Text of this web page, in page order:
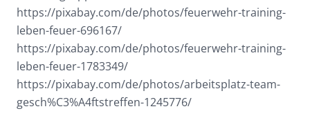
https://pixabay.com/de/photos/feuerwehr-training-
leben-feuer-696167/
https://pixabay.com/de/photos/feuerwehr-training-
leben-feuer-1783349/
https://pixabay.com/de/photos/arbeitsplatz-team-
gesch%C3%A4ftstreffen-1245776/